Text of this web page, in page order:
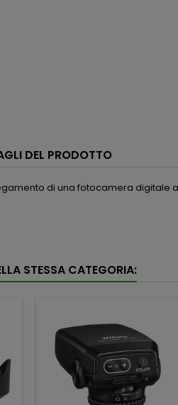
DEL PRODOTTO
di una fotocamera digitale
STESSA CATEGORIA: